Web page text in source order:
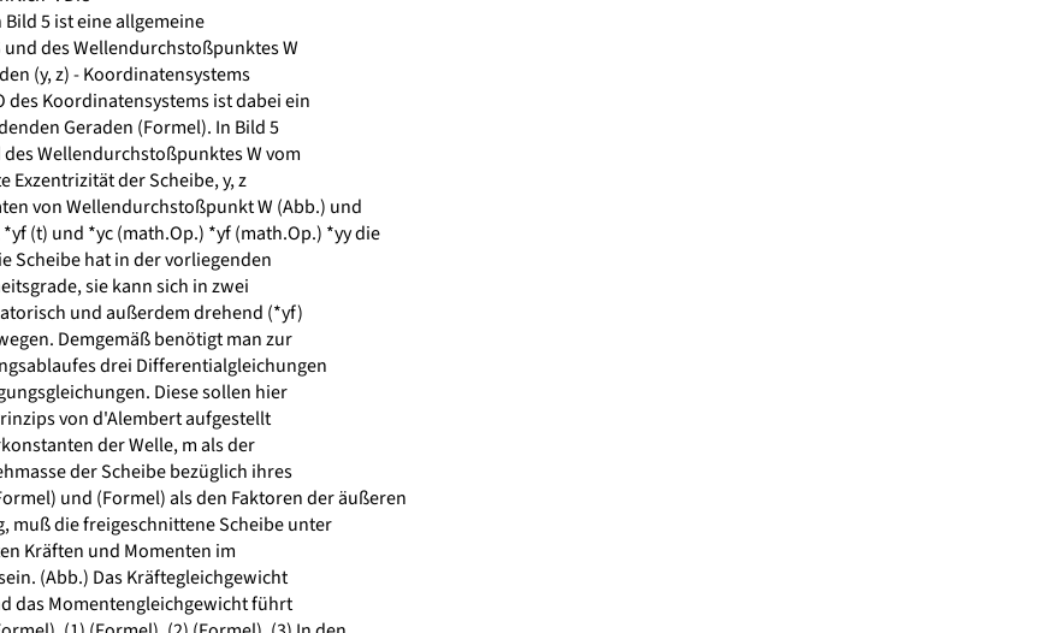
5 ist eine allgemeine
des Wellendurchstoßpunktes W
(y, z) - Koordinatensystems
des Koordinatensystems ist dabei ein
Geraden (Formel). In Bild 5
Wellendurchstoßpunktes W vom
Exzentrizität der Scheibe, y, z
von Wellendurchstoßpunkt W (Abb.) und
(t) und *yc (math.Op.) *yf (math.Op.) *yy die
Scheibe hat in der vorliegenden
sie kann sich in zwei
und außerdem drehend (*yf)
Demgemäß benötigt man zur
drei Differentialgleichungen
Diese sollen hier
von d'Alembert aufgestellt
der Welle, m als der
der Scheibe bezüglich ihres
und (Formel) als den Faktoren der äußeren
muß die freigeschnittene Scheibe unter
Kräften und Momenten im
(Abb.) Das Kräftegleichgewicht
das Momentengleichgewicht führt